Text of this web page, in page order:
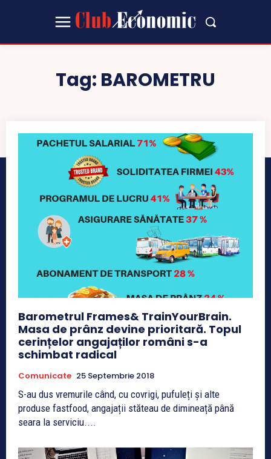
Tag: BAROMETRU
Barometrul Frames& TrainYourBrain.
Masa de prânz devine prioritară. Topul
cerințelor angajaților români s-a
schimbat radical
Comunicate 25 Septembrie 2018
S-au dus vremurile când, cu covrigi, pufuleți și alte
produse fastfood, angajații stăteau de dimineață până
seara la serviciu....